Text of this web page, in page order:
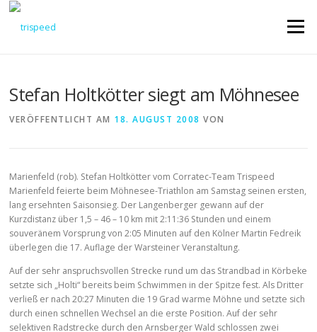
Direkt
Menü
Stefan Holtkötter siegt am Möhnesee
VERÖFFENTLICHT AM 18. AUGUST 2008 VON
Marienfeld (rob). Stefan Holtkötter vom Corratec-Team Trispeed
Marienfeld feierte beim Möhnesee-Triathlon am Samstag seinen ersten,
lang ersehnten Saisonsieg. Der Langenberger gewann auf der
Kurzdistanz über 1,5 – 46 – 10 km mit 2:11:36 Stunden und einem
souveränem Vorsprung von 2:05 Minuten auf den Kölner Martin Fedreik
überlegen die 17. Auflage der Warsteiner Veranstaltung.
Auf der sehr anspruchsvollen Strecke rund um das Strandbad in Körbeke
setzte sich „Holti“ bereits beim Schwimmen in der Spitze fest. Als Dritter
verließ er nach 20:27 Minuten die 19 Grad warme Möhne und setzte sich
durch einen schnellen Wechsel an die erste Position. Auf der sehr
selektiven Radstrecke durch den Arnsberger Wald schlossen zwei